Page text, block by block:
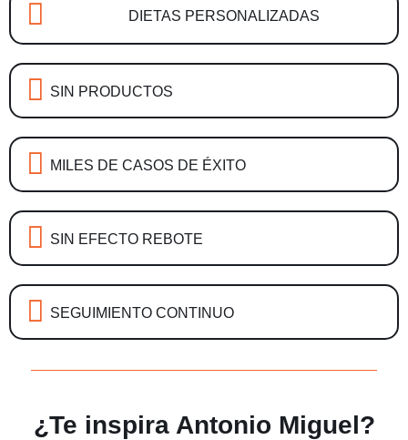
DIETAS PERSONALIZADAS
SIN PRODUCTOS
MILES DE CASOS DE ÉXITO
SIN EFECTO REBOTE
SEGUIMIENTO CONTINUO
¿Te inspira Antonio Miguel?